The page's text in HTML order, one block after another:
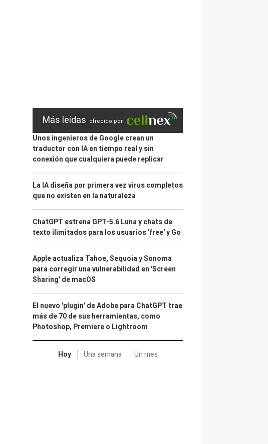
Más leídas ofrecido por
Unos ingenieros de Google crean un
traductor con IA en tiempo real y sin
conexión que cualquiera puede replicar
La IA diseña por primera vez virus completos
que no existen en la naturaleza
ChatGPT estrena GPT-5.6 Luna y chats de
texto ilimitados para los usuarios 'free' y Go
Apple actualiza Tahoe, Sequoia y Sonoma
para corregir una vulnerabilidad en 'Screen
Sharing' de macOS
El nuevo 'plugin' de Adobe para ChatGPT trae
más de 70 de sus herramientas, como
Photoshop, Premiere o Lightroom
Hoy Una semana Un mes